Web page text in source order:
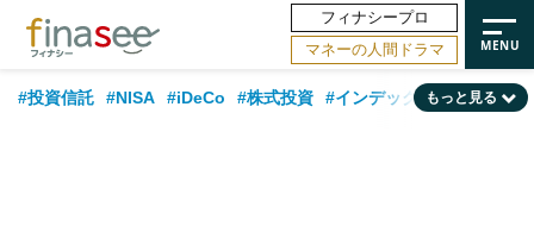
フィナシープロ
マネーの人間ドラマ
#投資信託 #NISA #iDeCo #株式投資 #インデックスファンド
もっと見る